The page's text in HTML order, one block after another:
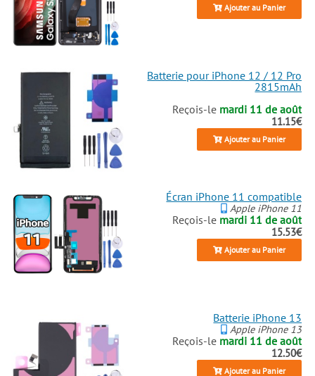
Ajouter au Panier
Batterie pour iPhone 12 / 12 Pro
2815mAh
Reçois-le mardi 11 de août
11.15€
Ajouter au Panier
Écran iPhone 11 compatible
Apple iPhone 11
Reçois-le mardi 11 de août
15.53€
Ajouter au Panier
Batterie iPhone 13
Apple iPhone 13
Reçois-le mardi 11 de août
12.50€
Ajouter au Panier